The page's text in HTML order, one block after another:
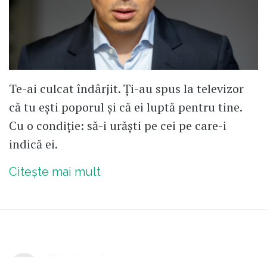
Te-ai culcat îndârjit. Ți-au spus la televizor
că tu ești poporul și că ei luptă pentru tine.
Cu o condiție: să-i urăști pe cei pe care-i
indică ei.
Citește mai mult